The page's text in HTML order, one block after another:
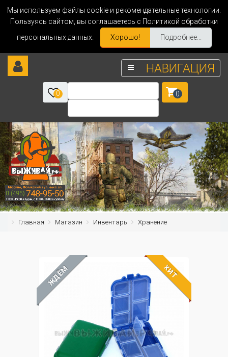
Мы используем файлы cookie и рекомендательные технологии.
Пользуясь сайтом, вы соглашаетесь с Политикой обработки
персональных данных.
Хорошо! Подробнее...
НАВИГАЦИЯ
0 0
Главная Магазин Инвентарь Хранение
ЖДЁМ ХИТ